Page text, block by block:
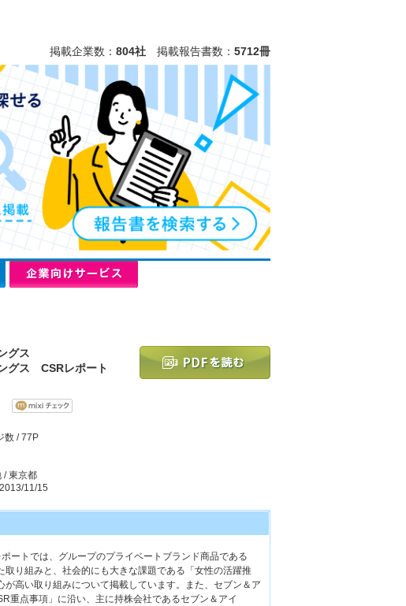
掲載企業数： 804社 掲載報告書数： 5712冊
グス
グス CSRレポート
数 / 77P
/ 東京都
11/15
ートでは、グループのプライベートブランド商品である
取り組みと、社会的にも大きな課題である「女性の活躍推
が高い取り組みについて掲載しています。また、セブン＆ア
重点事項」に沿い、主に持株会社であるセブン＆アイ